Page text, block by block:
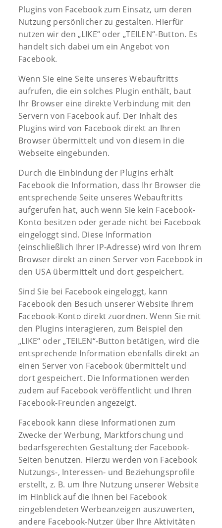
Plugins von Facebook zum Einsatz, um deren
Nutzung persönlicher zu gestalten. Hierfür
nutzen wir den „LIKE“ oder „TEILEN“-Button. Es
handelt sich dabei um ein Angebot von
Facebook.
Wenn Sie eine Seite unseres Webauftritts
aufrufen, die ein solches Plugin enthält, baut
Ihr Browser eine direkte Verbindung mit den
Servern von Facebook auf. Der Inhalt des
Plugins wird von Facebook direkt an Ihren
Browser übermittelt und von diesem in die
Webseite eingebunden.
Durch die Einbindung der Plugins erhält
Facebook die Information, dass Ihr Browser die
entsprechende Seite unseres Webauftritts
aufgerufen hat, auch wenn Sie kein Facebook-
Konto besitzen oder gerade nicht bei Facebook
eingeloggt sind. Diese Information
(einschließlich Ihrer IP-Adresse) wird von Ihrem
Browser direkt an einen Server von Facebook in
den USA übermittelt und dort gespeichert.
Sind Sie bei Facebook eingeloggt, kann
Facebook den Besuch unserer Website Ihrem
Facebook-Konto direkt zuordnen. Wenn Sie mit
den Plugins interagieren, zum Beispiel den
„LIKE“ oder „TEILEN“-Button betätigen, wird die
entsprechende Information ebenfalls direkt an
einen Server von Facebook übermittelt und
dort gespeichert. Die Informationen werden
zudem auf Facebook veröffentlicht und Ihren
Facebook-Freunden angezeigt.
Facebook kann diese Informationen zum
Zwecke der Werbung, Marktforschung und
bedarfsgerechten Gestaltung der Facebook-
Seiten benutzen. Hierzu werden von Facebook
Nutzungs-, Interessen- und Beziehungsprofile
erstellt, z. B. um Ihre Nutzung unserer Website
im Hinblick auf die Ihnen bei Facebook
eingeblendeten Werbeanzeigen auszuwerten,
andere Facebook-Nutzer über Ihre Aktivitäten